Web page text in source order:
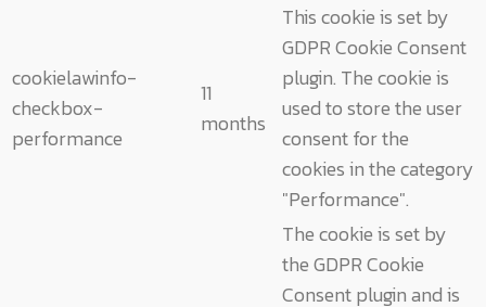
cookielawinfo-
checkbox-
performance
11
months
This cookie is set by
GDPR Cookie Consent
plugin. The cookie is
used to store the user
consent for the
cookies in the category
"Performance".
The cookie is set by
the GDPR Cookie
Consent plugin and is